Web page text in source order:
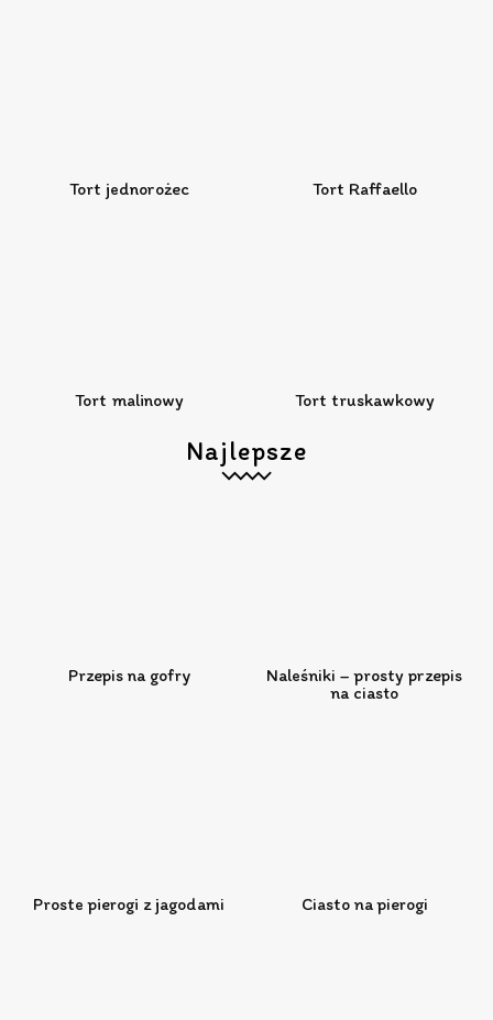
Tort jednorożec Tort Raffaello
Tort malinowy Tort truskawkowy
Najlepsze
Przepis na gofry
Naleśniki – prosty przepis
na ciasto
Proste pierogi z jagodami Ciasto na pierogi